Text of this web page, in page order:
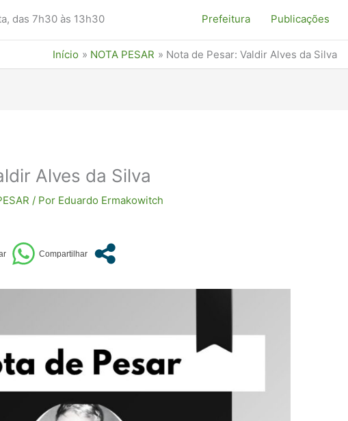
das 7h30 às 13h30 Prefeitura Publicações
Início NOTA PESAR Nota de Pesar: Valdir Alves da Silva
Alves da Silva
/ Por Eduardo Ermakowitch